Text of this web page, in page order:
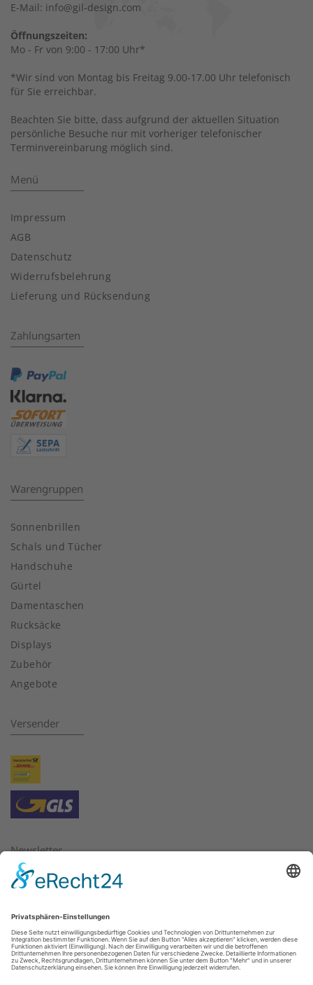
E-Mail: info@gil-design.com
Öffnungszeiten:
Mo - Fr von 9:00 - 17:00 Uhr*
*Wir sind von Montag bis Freitag 9.00-17.00 Uhr telefonisch
für Sie erreichbar.
Beachten Sie bitte, dass aufgrund der aktuellen Situation
persönliche Besuche nur mit vorheriger telefonischer
Terminvereinbarung möglich sind.
Menü
Impressum
AGB
Datenschutz
Widerrufsbelehrung
Lieferung und Rücksendung
Zahlungsarten
Warengruppen
Sonnenbrillen
Schals und Tücher
Handschuhe
Gürtel
Damentaschen
Rucksäcke
Displays
Zubehör
Angebote
Versender
Newsletter
Bitte geben Sie hier die E-Mail Adresse ein, für die Sie
E-Mail:*